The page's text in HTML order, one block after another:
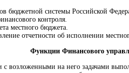
бюджетной системы Российской
контроля.
местного бюджета.
отчетности об исполнении
Функции Финансового
с возложенными на него задачами